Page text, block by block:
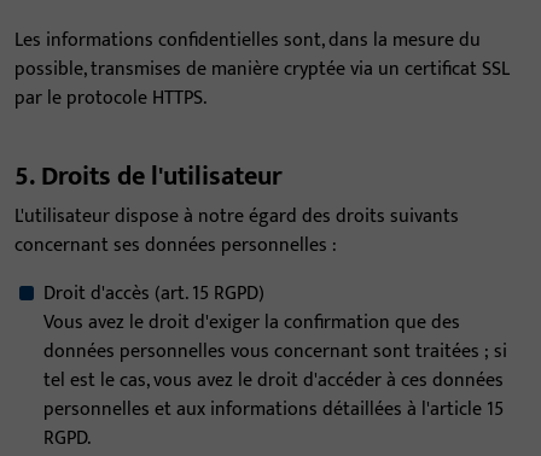
Les informations confidentielles sont, dans la mesure du
possible, transmises de manière cryptée via un certificat SSL
par le protocole HTTPS.
5. Droits de l'utilisateur
L'utilisateur dispose à notre égard des droits suivants
concernant ses données personnelles :
Droit d'accès (art. 15 RGPD)
Vous avez le droit d'exiger la confirmation que des
données personnelles vous concernant sont traitées ; si
tel est le cas, vous avez le droit d'accéder à ces données
personnelles et aux informations détaillées à l'article 15
RGPD.